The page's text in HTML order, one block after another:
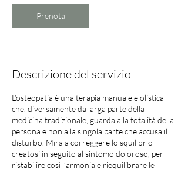
Prenota
Descrizione del servizio
L’osteopatia è una terapia manuale e olistica
che, diversamente da larga parte della
medicina tradizionale, guarda alla totalità della
persona e non alla singola parte che accusa il
disturbo. Mira a correggere lo squilibrio
creatosi in seguito al sintomo doloroso, per
ristabilire così l’armonia e riequilibrare le